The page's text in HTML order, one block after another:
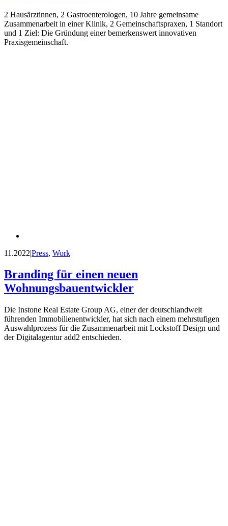
2 Hausärztinnen, 2 Gastroenterologen, 10 Jahre gemeinsame
Zusammenarbeit in einer Klinik, 2 Gemeinschaftspraxen, 1 Standort
und 1 Ziel: Die Gründung einer bemerkenswert innovativen
Praxisgemeinschaft.
11.2022|Press, Work|
Branding für einen neuen
Wohnungsbauentwickler
Die Instone Real Estate Group AG, einer der deutschlandweit
führenden Immobilienentwickler, hat sich nach einem mehrstufigen
Auswahlprozess für die Zusammenarbeit mit Lockstoff Design und
der Digitalagentur add2 entschieden.